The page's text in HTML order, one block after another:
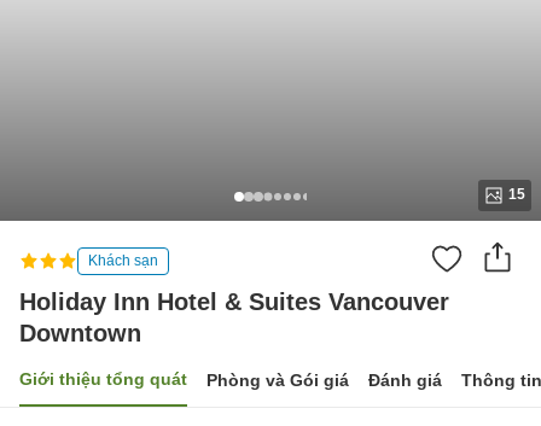
15
Khách sạn
Holiday Inn Hotel & Suites Vancouver
Downtown
Giới thiệu tổng quát Phòng và Gói giá Đánh giá Thông